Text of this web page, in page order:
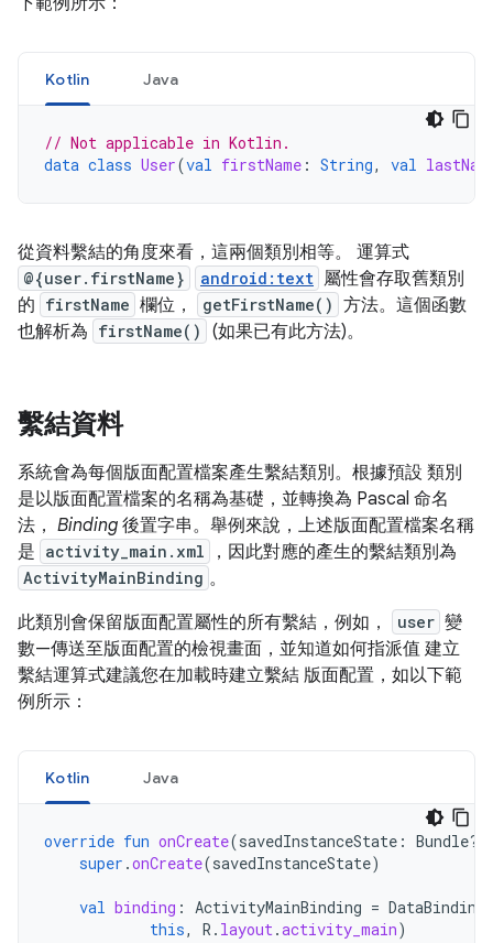
Kotlin Java
// Not applicable in Kotlin.
data class User(val firstName : String, val
從資料繫結的角度來看，這兩個類別相等。 運算式
@{user.firstName} android:text 屬性會存取舊類別
的 firstName 欄位， getFirstName() 方法。這個函數
也解析為 firstName() (如果已有此方法)。
繫結資料
系統會為每個版面配置檔案產生繫結類別。根據預設 類別
是以版面配置檔案的名稱為基礎，並轉換為 Pascal 命名
法， Binding 後置字串。舉例來說，上述版面配置檔案名稱
是 activity_main.xml ，因此對應的產生的繫結類別為
ActivityMainBinding 。
此類別會保留版面配置屬性的所有繫結，例如，
user 變
數—傳送至版面配置的檢視畫面，並知道如何指派值 建立
繫結運算式建議您在加載時建立繫結 版面配置，如以下範
例所示：
Kotlin Java
override fun onCreate(savedInstanceState : Bundle?)
super .onCreate(savedInstanceState)
val binding : ActivityMainBinding =
this, R . layout.activity_main)